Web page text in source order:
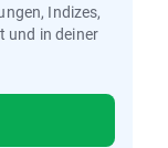
Indizes,
und in deiner